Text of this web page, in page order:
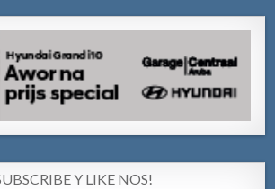
Y LIKE NOS!